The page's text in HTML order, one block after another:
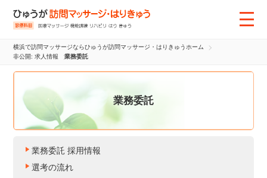
横浜で訪問マッサージならひゅうが訪問マッサージ・はりきゅうホーム
非公開: 求人情報
業務委託
業務委託
業務委託 採用情報
選考の流れ